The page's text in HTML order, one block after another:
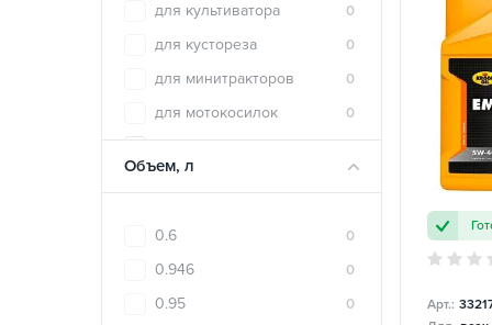
LIQUI MOLY 64
LOTOS 10
Mannol 31
Maxxus 3
MERCEDES-BENZ 6
для культиватора 0
для кустореза 0
для минитракторов 0
для мотокосилок 0
для моторных лодок 2
Объем, л
0.6 0
0.946 0
0.95 0 Арт.: